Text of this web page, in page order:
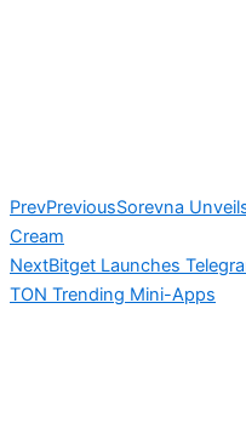
PrevPreviousSorevna
Cream
NextBitget Launches
TON Trending Mini-Apps